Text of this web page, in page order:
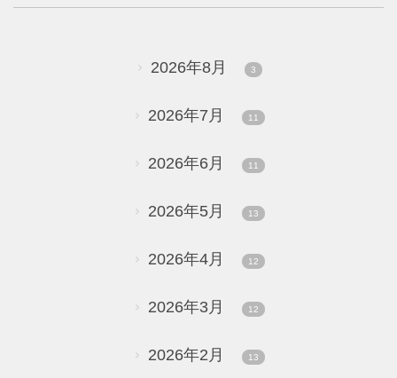
2026年8月 3
2026年7月 11
2026年6月 11
2026年5月 13
2026年4月 12
2026年3月 12
2026年2月 13